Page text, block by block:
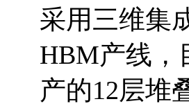
采用三维集
HBM产线，
产的12层堆